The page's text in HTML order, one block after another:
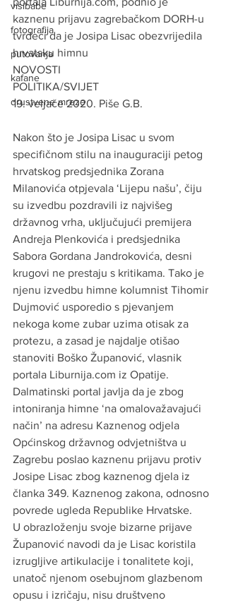
visibabe
fotografija
putovanja
kafane
drustvene mreze
kaznenu prijavu zagrebačkom DORH-u
tvrdeći da je Josipa Lisac obezvrijedila
hrvatsku himnu
NOVOSTI
POLITIKA/SVIJET
19. veljače 2020. Piše G.B.
Nakon što je Josipa Lisac u svom
specifičnom stilu na inauguraciji petog
hrvatskog predsjednika Zorana
Milanovića otpjevala ‘Lijepu našu’, čiju
su izvedbu pozdravili iz najvišeg
državnog vrha, uključujući premijera
Andreja Plenkovića i predsjednika
Sabora Gordana Jandrokovića, desni
krugovi ne prestaju s kritikama. Tako je
njenu izvedbu himne kolumnist Tihomir
Dujmović usporedio s pjevanjem
nekoga kome zubar uzima otisak za
protezu, a zasad je najdalje otišao
stanoviti Boško Županović, vlasnik
portala Liburnija.com iz Opatije.
Dalmatinski portal javlja da je zbog
intoniranja himne ‘na omalovažavajući
način’ na adresu Kaznenog odjela
Općinskog državnog odvjetništva u
Zagrebu poslao kaznenu prijavu protiv
Josipe Lisac zbog kaznenog djela iz
članka 349. Kaznenog zakona, odnosno
povrede ugleda Republike Hrvatske.
U obrazloženju svoje bizarne prijave
Županović navodi da je Lisac koristila
izrugljive artikulacije i tonalitete koji,
unatoč njenom osebujnom glazbenom
opusu i izričaju, nisu društveno